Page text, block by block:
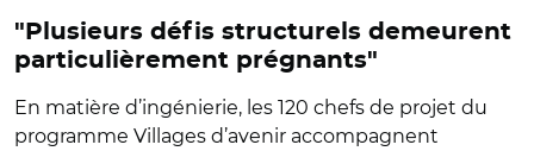
"Plusieurs défis structurels demeurent
particulièrement prégnants"
En matière d’ingénierie, les 120 chefs de projet du
programme Villages d’avenir accompagnent